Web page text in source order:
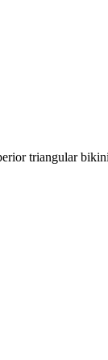
triangular